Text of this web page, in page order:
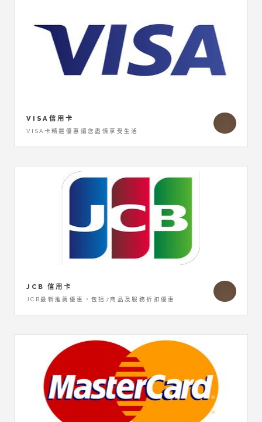
VISA信用卡
VISA卡精選優惠讓您盡情享受生活
JCB 信用卡
JCB最新推薦優惠，包括7商品及服務折扣優惠